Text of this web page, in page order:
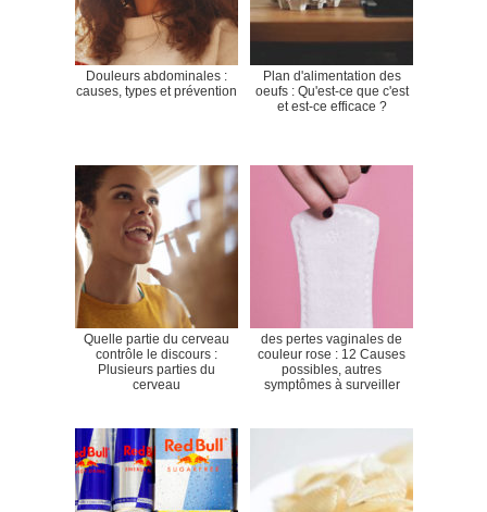
Douleurs abdominales :
causes, types et prévention
Plan d'alimentation des
oeufs : Qu'est-ce que c'est
et est-ce efficace ?
Quelle partie du cerveau
contrôle le discours :
Plusieurs parties du
cerveau
des pertes vaginales de
couleur rose : 12 Causes
possibles, autres
symptômes à surveiller